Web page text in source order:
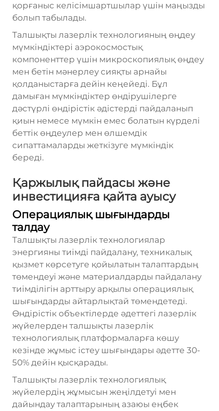
қорғаныс келісімшартшылар үшін маңызды
болып табылады.
Талшықты лазерлік технологияның өңдеу
мүмкіндіктері аэрокосмостық
компоненттер үшін микроскопиялық өңдеу
мен бетін мәнерлеу сияқты арнайы
қолданыстарға дейін кеңейеді. Бұл
дамыған мүмкіндіктер өндірушілерге
дәстүрлі өндірістік әдістерді пайдаланып
қиын немесе мүмкін емес болатын күрделі
беттік өңдеулер мен өлшемдік
сипаттамаларды жеткізуге мүмкіндік
береді.
Қаржылық пайдасы және
инвестицияға қайта ауысу
Операциялық шығындарды
талдау
Талшықты лазерлік технологиялар
энергияны тиімді пайдалану, техникалық
қызмет көрсетуге қойылатын талаптардың
төмендеуі және материалдарды пайдалану
тиімділігін арттыру арқылы операциялық
шығындарды айтарлықтай төмендетеді.
Өндірістік объектілерде әдеттегі лазерлік
жүйелерден талшықты лазерлік
технологиялық платформаларға көшу
кезінде жұмыс істеу шығындары әдетте 30-
50% дейін қысқарады.
Талшықты лазерлік технологиялық
жүйелердің жұмысын жеңілдетуі мен
дайындау талаптарының азаюы еңбек